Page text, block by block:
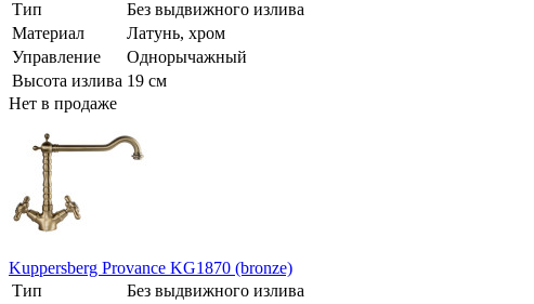
Тип
Без выдвижного излива
Материал
Латунь, хром
Управление
Однорычажный
Высота излива 19 см
Нет в продаже
Kuppersberg Provance KG1870 (bronze)
Тип
Без выдвижного излива